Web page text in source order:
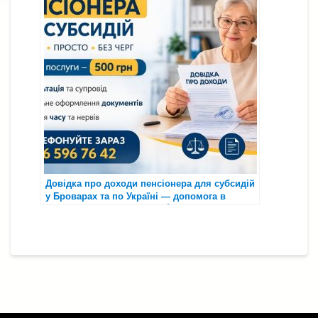
Довідка про доходи пенсіонера для субсидій
у Броварах та по Україні — допомога в